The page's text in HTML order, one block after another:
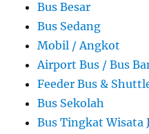
Bus Besar
Bus Sedang
Mobil / Angkot
Airport Bus / Bus
Feeder Bus &
Bus Sekolah
Bus Tingkat Wisata